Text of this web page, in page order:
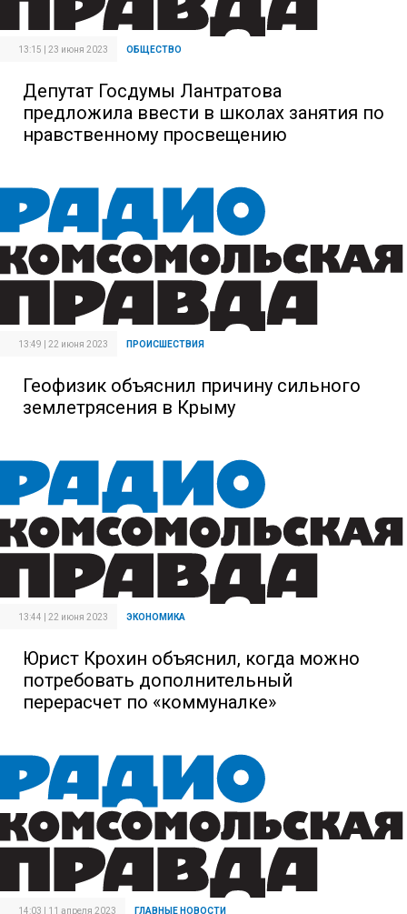
13:15 | 23 июня 2023 ОБЩЕСТВО
Депутат Госдумы Лантратова
предложила ввести в школах занятия по
нравственному просвещению
13:49 | 22 июня 2023 ПРОИСШЕСТВИЯ
Геофизик объяснил причину сильного
землетрясения в Крыму
13:44 | 22 июня 2023 ЭКОНОМИКА
Юрист Крохин объяснил, когда можно
потребовать дополнительный
перерасчет по «коммуналке»
14:03 | 11 апреля 2023 ГЛАВНЫЕ НОВОСТИ